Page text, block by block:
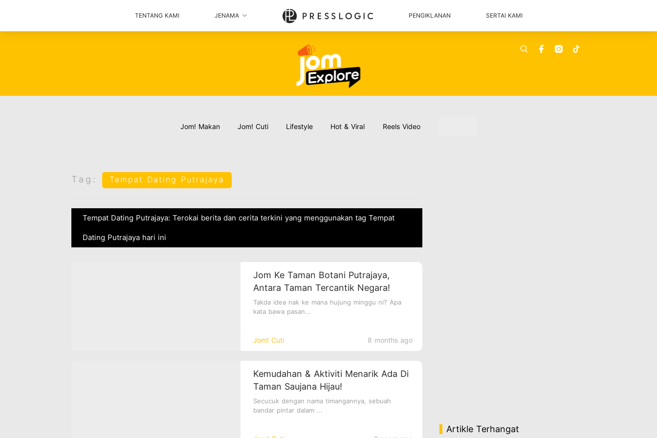
TENTANG KAMI JENAMA PENGIKLANAN SERTAI KAMI
Jom! Makan Jom! Cuti Lifestyle Hot & Viral Reels Video
Tag: Tempat Dating Putrajaya
Tempat Dating Putrajaya: Terokai berita dan cerita terkini yang menggunakan tag Tempat
Dating Putrajaya hari ini
Jom! Cuti 8 months ago
Jom Ke Taman Botani Putrajaya,
Antara Taman Tercantik Negara!
Takda idea nak ke mana hujung minggu ni? Apa
kata bawa pasan...
Kemudahan & Aktiviti Menarik Ada Di
Taman Saujana Hijau!
Secucuk dengan nama timangannya, sebuah
bandar pintar dalam ...
Artikle Terhangat